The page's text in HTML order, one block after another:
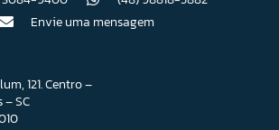
Envie uma mensagem
121. Centro –
SC